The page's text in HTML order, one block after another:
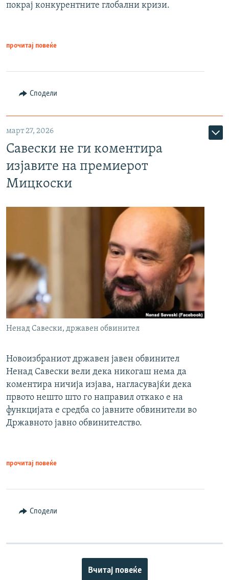
покрај конкурентните глобални кризи.
прочитај повеќе
Сподели
март 27, 2026
Савески не ги коментира
изјавите на премиерот
Мицкоски
Ненад Савески, државен обвинител
Новоизбраниот државен јавен обвинител
Ненад Савески вели дека никогаш нема да
коментира ничија изјава, нагласувајќи дека
првото нешто што го направил откако е на
функцијата е средба со јавните обвинители во
Државното јавно обвинителство.
прочитај повеќе
Сподели
Вчитај повеќе